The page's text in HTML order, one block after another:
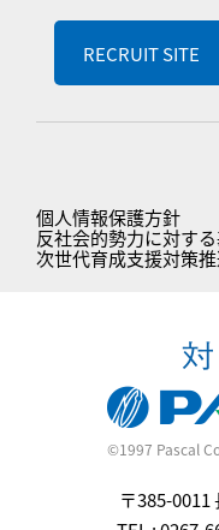
RECRUIT SITE
個人情報保護方針
反社会的勢力に対す
次世代育成支援対策
©1997 Pascal
〒385-